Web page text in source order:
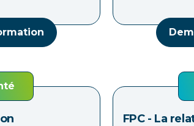
FPC - La